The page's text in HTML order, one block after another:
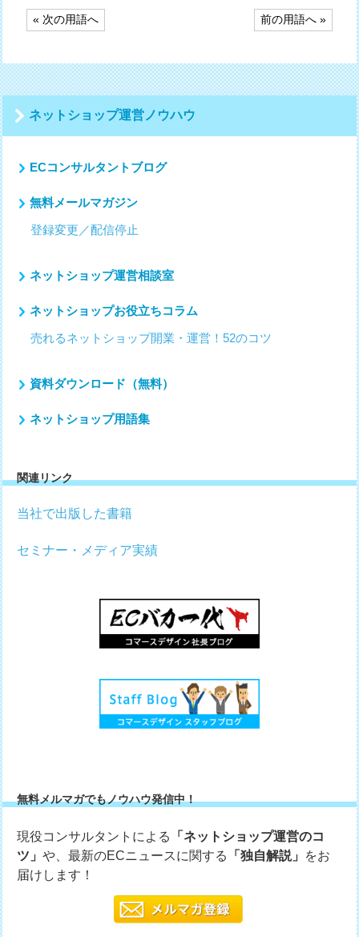
投
稿
ナ
ビ
ゲ
ー
シ
ョ
ン
« 次の用語へ 前の用語へ »
ネットショップ運営ノウハウ
ECコンサルタントブログ
無料メールマガジン
登録変更／配信停止
ネットショップ運営相談室
ネットショップお役立ちコラム
売れるネットショップ開業・運営！52のコツ
資料ダウンロード（無料）
ネットショップ用語集
関連リンク
当社で出版した書籍
セミナー・メディア実績
無料メルマガでもノウハウ発信中！
現役コンサルタントによる
「ネットショップ運営のコ
ツ」や、最新のECニュースに関する 「独自解説」 をお
届けします！